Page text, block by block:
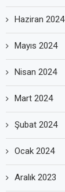
Haziran 2024
Mayıs 2024
Nisan 2024
Mart 2024
Şubat 2024
Ocak 2024
Aralık 2023